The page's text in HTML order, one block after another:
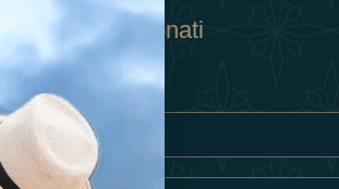
Privacy
Abbonati